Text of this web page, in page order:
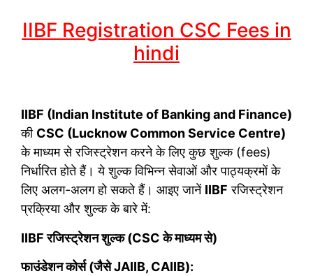
IIBF Registration CSC Fees in
hindi
IIBF (Indian Institute of Banking and Finance)
की CSC (Lucknow Common Service Centre)
के माध्यम से रजिस्ट्रेशन करने के लिए कुछ शुल्क (fees)
निर्धारित होते हैं। ये शुल्क विभिन्न सेवाओं और पाठ्यक्रमों के
लिए अलग-अलग हो सकते हैं। आइए जानें IIBF रजिस्ट्रेशन
प्रक्रिया और शुल्क के बारे में:
IIBF रजिस्ट्रेशन शुल्क (CSC के माध्यम से)
फाउंडेशन कोर्स (जैसे JAIIB, CAIIB):